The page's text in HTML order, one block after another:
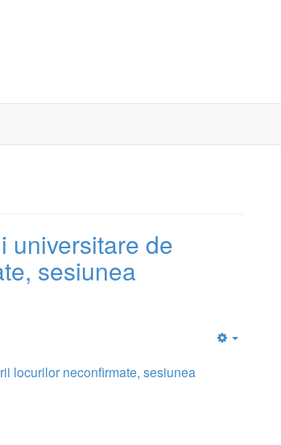
universitare de
sesiunea
locurilor neconfirmate, sesiunea